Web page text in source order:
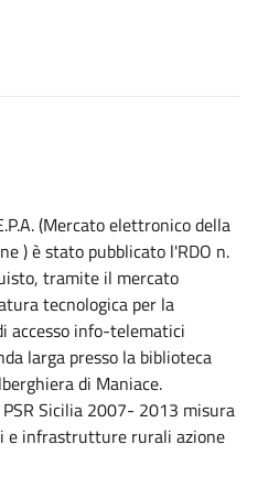
(Mercato elettronico della
) è stato pubblicato l'RDO n.
tramite il mercato
tecnologica per la
accesso info-telematici
larga presso la biblioteca
di Maniace.
Sicilia 2007- 2013 misura
e infrastrutture rurali azione